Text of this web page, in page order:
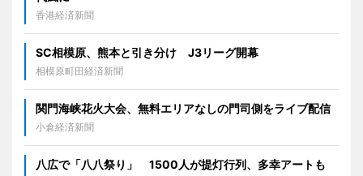
香港経済新聞
SC相模原、熊本と引き分け J3リーグ開幕
相模原町田経済新聞
関門海峡花火大会、無料エリアなしの門司側をライブ配信
小倉経済新聞
八広で「八八祭り」 1500人が提灯行列、多幸アートも